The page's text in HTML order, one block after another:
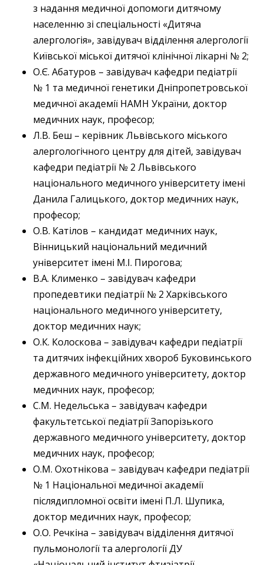
з надання медичної допомоги дитячому
населенню зі спеціальності «Дитяча
алергологія», завідувач відділення алергології
Київської міської дитячої клінічної лікарні № 2;
О.Є. Абатуров – завідувач кафедри педіатрії
№ 1 та медичної генетики Дніпропетровської
медичної академії НАМН України, доктор
медичних наук, професор;
Л.В. Беш – керівник Львівського міського
алергологічного центру для дітей, завідувач
кафедри педіатрії № 2 Львівського
національного медичного університету імені
Данила Галицького, доктор медичних наук,
професор;
О.В. Катілов – кандидат медичних наук,
Вінницький національний медичний
університет імені М.І. Пирогова;
В.А. Клименко – завідувач кафедри
пропедевтики педіатрії № 2 Харківського
національного медичного університету,
доктор медичних наук;
О.К. Колоскова – завідувач кафедри педіатрії
та дитячих інфекційних хвороб Буковинського
державного медичного університету, доктор
медичних наук, професор;
С.М. Недельська – завідувач кафедри
факультетської педіатрії Запорізького
державного медичного університету, доктор
медичних наук, професор;
О.М. Охотнікова – завідувач кафедри педіатрії
№ 1 Національної медичної академії
післядипломної освіти імені П.Л. Шупика,
доктор медичних наук, професор;
О.О. Речкіна – завідувач відділення дитячої
пульмонології та алергології ДУ